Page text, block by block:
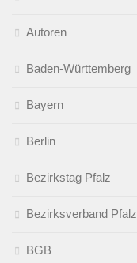
Autoren
Baden-Württemberg
Bayern
Berlin
Bezirkstag Pfalz
Bezirksverband Pfalz
BGB